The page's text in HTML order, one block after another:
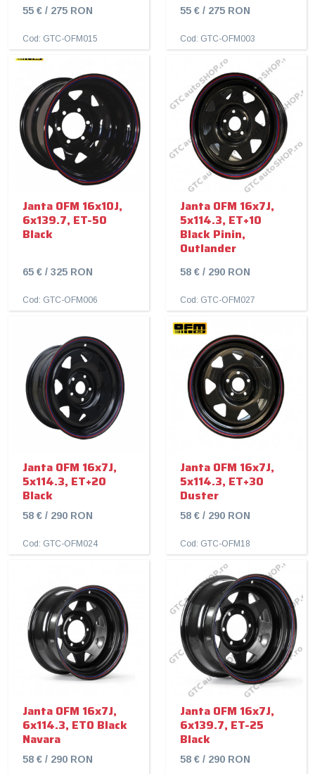
55 € / 275 RON
Cod: GTC-OFM015
55 € / 275 RON
Cod: GTC-OFM003
Janta OFM 16x10J,
6x139.7, ET-50
Black
65 € / 325 RON
Cod: GTC-OFM006
Janta OFM 16x7J,
5x114.3, ET+10
Black Pinin,
Outlander
58 € / 290 RON
Cod: GTC-OFM027
Janta OFM 16x7J,
5x114.3, ET+20
Black
58 € / 290 RON
Cod: GTC-OFM024
Janta OFM 16x7J,
5x114.3, ET+30
Duster
58 € / 290 RON
Cod: GTC-OFM18
Janta OFM 16x7J,
6x114.3, ET0 Black
Navara
58 € / 290 RON
Janta OFM 16x7J,
6x139.7, ET-25
Black
58 € / 290 RON